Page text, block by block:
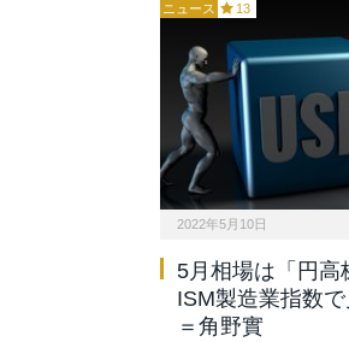
ニュース 13
2022年5月10日
5月相場は「円高
ISM製造業指数で
＝角野實